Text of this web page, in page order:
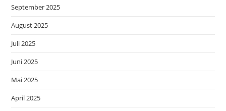
September 2025
August 2025
Juli 2025
Juni 2025
Mai 2025
April 2025